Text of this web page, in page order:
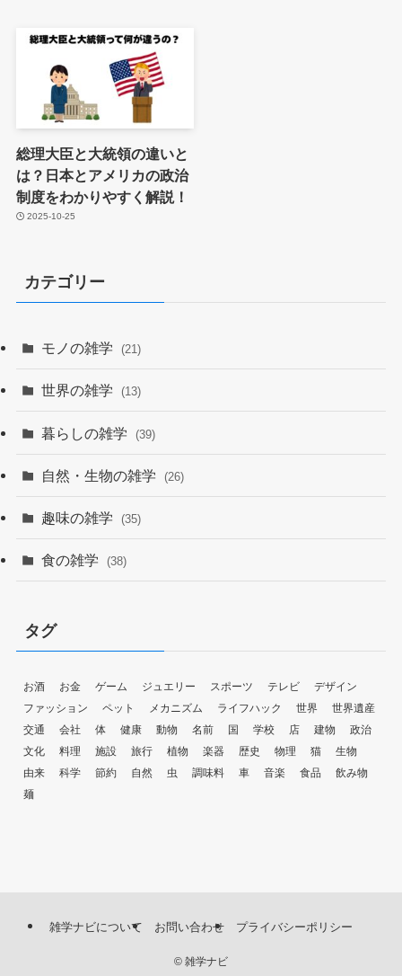
総理大臣と大統領の違いと
は？日本とアメリカの政治
制度をわかりやすく解説！
2025-10-25
カテゴリー
モノの雑学 (21)
世界の雑学 (13)
暮らしの雑学 (39)
自然・生物の雑学 (26)
趣味の雑学 (35)
食の雑学 (38)
タグ
お酒 お金 ゲーム ジュエリー スポーツ テレビ
デザイン
ファッション
ペット メカニズム ライフハック 世界
世界遺産
交通
会社 体 健康 動物 名前 国 学校 店 建物
政治
文化
料理 施設 旅行 植物 楽器 歴史 物理 猫
生物
由来
科学 節約 自然 虫 調味料 車 音楽 食品
飲み物
麺
雑学ナビについて お問い合わせ プライバシーポリシー
© 雑学ナビ